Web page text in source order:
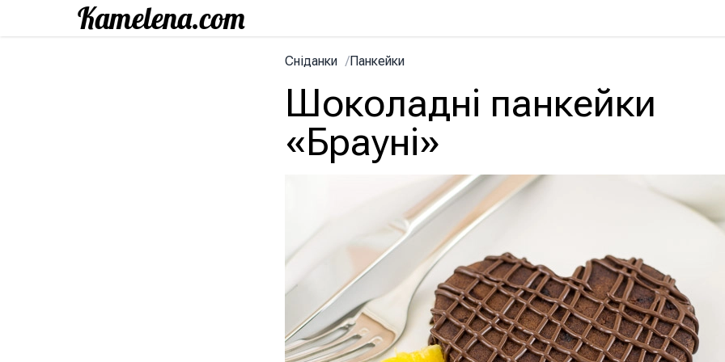
Сніданки /Панкейки
Шоколадні панкейки
«Брауні»